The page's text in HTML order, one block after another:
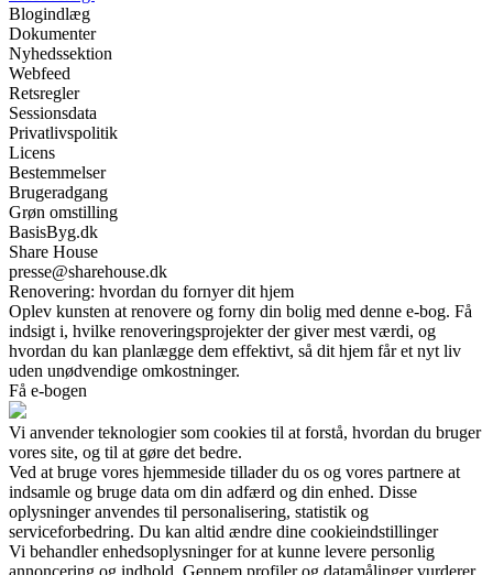
Blogindlæg
Dokumenter
Nyhedssektion
Webfeed
Retsregler
Sessionsdata
Privatlivspolitik
Licens
Bestemmelser
Brugeradgang
Grøn omstilling
BasisByg.dk
Share House
presse@sharehouse.dk
Renovering: hvordan du fornyer dit hjem
Oplev kunsten at renovere og forny din bolig med denne e-bog. Få
indsigt i, hvilke renoveringsprojekter der giver mest værdi, og
hvordan du kan planlægge dem effektivt, så dit hjem får et nyt liv
uden unødvendige omkostninger.
Få e-bogen
Vi anvender teknologier som cookies til at forstå, hvordan du bruger
vores site, og til at gøre det bedre.
Ved at bruge vores hjemmeside tillader du os og vores partnere at
indsamle og bruge data om din adfærd og din enhed. Disse
oplysninger anvendes til personalisering, statistik og
serviceforbedring. Du kan altid ændre dine cookieindstillinger
Vi behandler enhedsoplysninger for at kunne levere personlig